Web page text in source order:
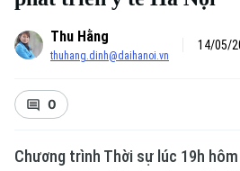
Thu Hằng
thuhang.dinh@daihanoi.vn
14/05/
0
Chương trình Thời sự lúc 19h